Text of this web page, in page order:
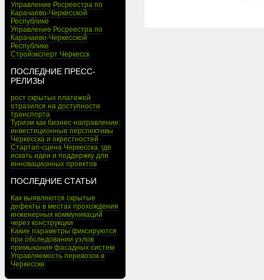
Управление Росреестра по
Карачаево-Черкесской
Республике
Управление Росреестра по
Карачаево-Черкесской
Республике
Стройэксперт Черкесск
ПОСЛЕДНИЕ ПРЕСС-
РЕЛИЗЫ
рост скрытых платежей
отразился на доступности
транспорта
Туризм как бизнес-направление:
инвестиционные перспективы
Черкесска и окрестностей
Стартап-сцена Черкесска: где
искать идеи и поддержку для
инновационных проектов
ПОСЛЕДНИЕ СТАТЬИ
Как выявляются скрытые
дефекты в местах прохождения
инженерных коммуникаций
через конструкции
Какие параметры фиксируются
при обследовании узлов
примыкания фасадных систем
Управляемость перевозок в
Черкесске